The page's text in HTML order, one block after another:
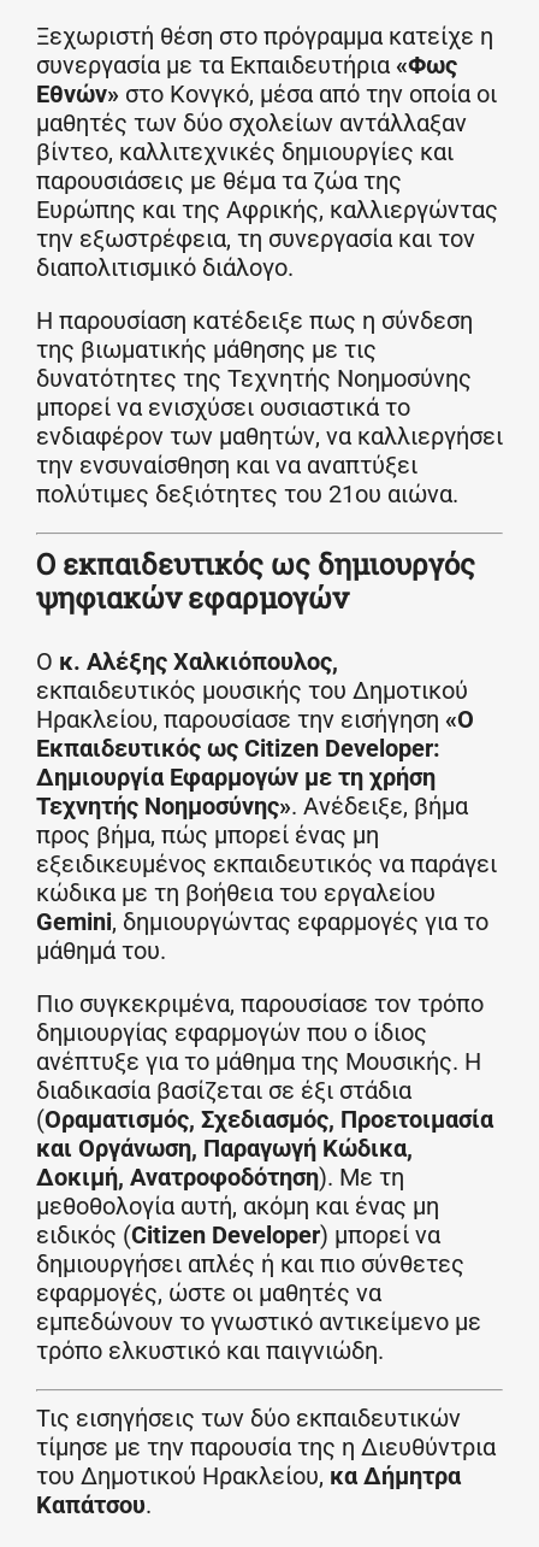
Ξεχωριστή θέση στο πρόγραμμα κατείχε η
συνεργασία με τα Εκπαιδευτήρια «Φως
Εθνών» στο Κονγκό, μέσα από την οποία οι
μαθητές των δύο σχολείων αντάλλαξαν
βίντεο, καλλιτεχνικές δημιουργίες και
παρουσιάσεις με θέμα τα ζώα της
Ευρώπης και της Αφρικής, καλλιεργώντας
την εξωστρέφεια, τη συνεργασία και τον
διαπολιτισμικό διάλογο.
Η παρουσίαση κατέδειξε πως η σύνδεση
της βιωματικής μάθησης με τις
δυνατότητες της Τεχνητής Νοημοσύνης
μπορεί να ενισχύσει ουσιαστικά το
ενδιαφέρον των μαθητών, να καλλιεργήσει
την ενσυναίσθηση και να αναπτύξει
πολύτιμες δεξιότητες του 21ου αιώνα.
Ο εκπαιδευτικός ως δημιουργός
ψηφιακών εφαρμογών
Ο κ. Αλέξης Χαλκιόπουλος,
εκπαιδευτικός μουσικής του Δημοτικού
Ηρακλείου, παρουσίασε την εισήγηση «Ο
Εκπαιδευτικός ως Citizen Developer:
Δημιουργία Εφαρμογών με τη χρήση
Τεχνητής Νοημοσύνης». Ανέδειξε, βήμα
προς βήμα, πώς μπορεί ένας μη
εξειδικευμένος εκπαιδευτικός να παράγει
κώδικα με τη βοήθεια του εργαλείου
Gemini, δημιουργώντας εφαρμογές για το
μάθημά του.
Πιο συγκεκριμένα, παρουσίασε τον τρόπο
δημιουργίας εφαρμογών που ο ίδιος
ανέπτυξε για το μάθημα της Μουσικής. Η
διαδικασία βασίζεται σε έξι στάδια
(Οραματισμός, Σχεδιασμός, Προετοιμασία
και Οργάνωση, Παραγωγή Κώδικα,
Δοκιμή, Ανατροφοδότηση). Με τη
μεθοθολογία αυτή, ακόμη και ένας μη
ειδικός (Citizen Developer) μπορεί να
δημιουργήσει απλές ή και πιο σύνθετες
εφαρμογές, ώστε οι μαθητές να
εμπεδώνουν το γνωστικό αντικείμενο με
τρόπο ελκυστικό και παιγνιώδη.
Τις εισηγήσεις των δύο εκπαιδευτικών
τίμησε με την παρουσία της η Διευθύντρια
του Δημοτικού Ηρακλείου, κα Δήμητρα
Καπάτσου.